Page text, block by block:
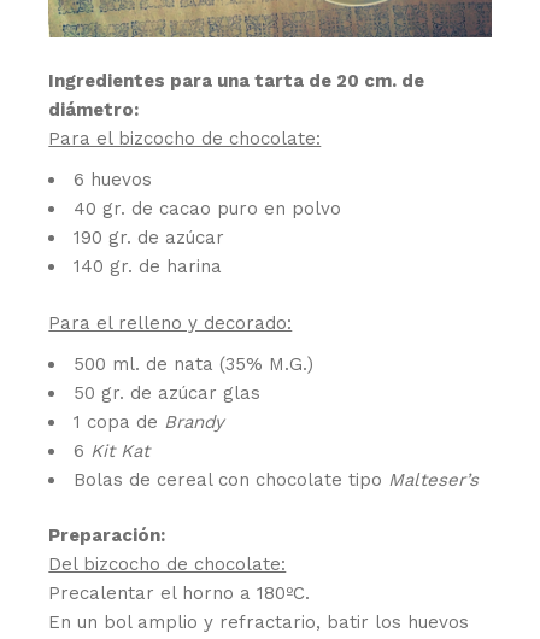
Ingredientes para una tarta de 20 cm. de
diámetro:
Para el bizcocho de chocolate:
6 huevos
40 gr. de cacao puro en polvo
190 gr. de azúcar
140 gr. de harina
Para el relleno y decorado:
500 ml. de nata (35% M.G.)
50 gr. de azúcar glas
1 copa de Brandy
6 Kit Kat
Bolas de cereal con chocolate tipo Malteser’s
Preparación:
Del bizcocho de chocolate:
Precalentar el horno a 180ºC.
En un bol amplio y refractario, batir los huevos